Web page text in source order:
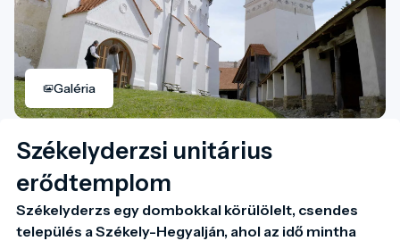
Galéria
Székelyderzsi unitárius
erődtemplom
Székelyderzs egy dombokkal körülölelt, csendes
település a Székely-Hegyalján, ahol az idő mintha